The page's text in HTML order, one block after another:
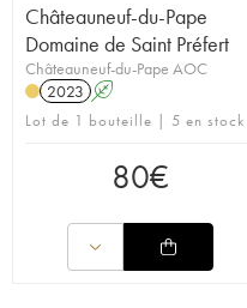
Châteauneuf-du-Pape
Domaine de Saint Préfert
Châteauneuf-du-Pape AOC
2023 A
Lot de 1 bouteille | 5 en stock
80€